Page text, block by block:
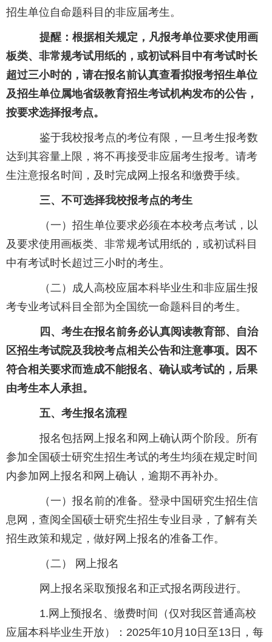
招生单位自命题科目的非应届考生。
提醒：根据相关规定，凡报考单位要求使用画
板类、非常规考试用纸的，或初试科目中有考试时长
超过三小时的，请在报名前认真查看拟报考招生单位
及招生单位属地省级教育招生考试机构发布的公告，
按要求选择报考点。
鉴于我校报考点的考位有限，一旦考生报考数
达到其容量上限，将不再接受非应届考生报考。请考
生注意报名时间，及时完成网上报名和缴费手续。
三、不可选择我校报考点的考生
（一）招生单位要求必须在本校考点考试，以
及要求使用画板类、非常规考试用纸的，或初试科目
中有考试时长超过三小时的考生。
（二）成人高校应届本科毕业生和非应届生报
考专业考试科目全部为全国统一命题科目的考生。
四、考生在报名前务必认真阅读教育部、自治
区招生考试院及我校考点相关公告和注意事项。因不
符合相关要求而造成不能报名、确认或考试的，后果
由考生本人承担。
五、考生报名流程
报名包括网上报名和网上确认两个阶段。所有
参加全国硕士研究生招生考试的考生均须在规定时间
内参加网上报名和网上确认，逾期不再补办。
（一）报名前的准备。登录中国研究生招生信
息网，查阅全国硕士研究生招生专业目录，了解有关
招生政策和规定，做好网上报名的准备工作。
（二） 网上报名
网上报名采取预报名和正式报名两段进行。
1.网上预报名、缴费时间（仅对我区普通高校
应届本科毕业生开放）：2025年10月10日至13日，每